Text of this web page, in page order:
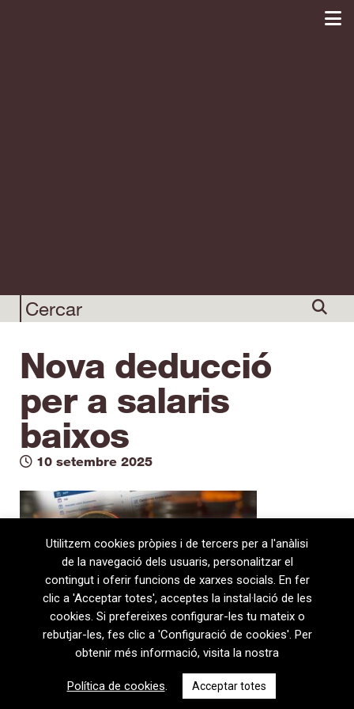
Nova deducció
per a salaris
baixos
10 setembre 2025
08720 Vilafranca del Penedès · General Prim 5, 2n · Barcelona
T+34 938 170 417 ·
+34 938 170 301
Utilitzem cookies pròpies i de tercers per a l'anàlisi
de la navegació dels usuaris, personalitzar el
contingut i oferir funcions de xarxes socials. En fer
clic a 'Acceptar totes', acceptes la instal·lació de les
cookies. Si prefereixes configurar-les tu mateix o
rebutjar-les, fes clic a 'Configuració de cookies'. Per
obtenir més informació, visita la nostra
Política de cookies. Acceptar totes